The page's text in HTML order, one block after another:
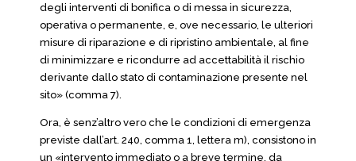
degli interventi di bonifica o di messa in sicurezza,
operativa o permanente, e, ove necessario, le ulteriori
misure di riparazione e di ripristino ambientale, al fine
di minimizzare e ricondurre ad accettabilità il rischio
derivante dallo stato di contaminazione presente nel
sito» (comma 7).
Ora, è senz’altro vero che le condizioni di emergenza
previste dall’art. 240, comma 1, lettera m), consistono in
un «intervento immediato o a breve termine, da